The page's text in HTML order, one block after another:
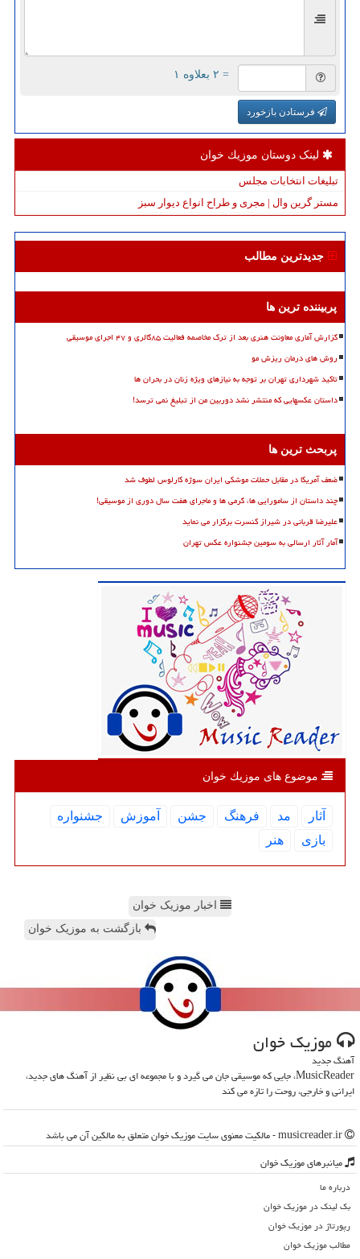
= ۲ بعلاوه ۱
فرستادن بازخورد
لینک دوستان موزیك خوان
تبلیغات انتخابات مجلس
مستر گرین وال | مجری و طراح انواع دیوار سبز
جدیدترین مطالب
پربیننده ترین ها
گزارش آماری معاونت هنری بعد از ترک مخاصمه فعالیت ۸۵گالری و ۴۷ اجرای موسیقی
روش های درمان ریزش مو
تاکید شهرداری تهران بر توجه به نیازهای ویژه زنان در بحران ها
داستان عکسهایی که منتشر نشد دوربین من از تبلیغ نمی ترسد!
پربحث ترین ها
ضعف آمریکا در مقابل حملات موشکی ایران سوژه کارلوس لطوف شد
چند داستان از سامورایی ها، گرمی ها و ماجرای هفت سال دوری از موسیقی!
علیرضا قربانی در شیراز کنسرت برگزار می نماید
آمار آثار ارسالی به سومین جشنواره عکس تهران
موضوع های موزیك خوان
آثار مد فرهنگ جشن آموزش
جشنواره
بازی
هنر
اخبار موزیک خوان
بازگشت به موزیک خوان
موزیك خوان
آهنگ جدید
MusicReader، جایی که موسیقی جان می گیرد و با مجموعه ای بی نظیر از آهنگ های جدید،
ایرانی و خارجی، روحت را تازه می کند
میانبرهای موزیك خوان
درباره ما
بک لینک در موزیك خوان
رپورتاژ در موزیك خوان
مطالب موزیك خوان